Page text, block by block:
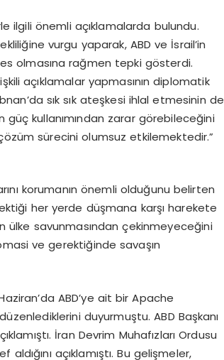
ilgili önemli açıklamalarda bulundu.
vurgu yaparak, ABD ve İsrail’in
olmasına rağmen tepki gösterdi.
açıklamalar yapmasının diplomatik
sık sık ateşkesi ihlal etmesinin de
kullanımından zarar görebileceğini
sürecini olumsuz etkilemektedir.”
korumanın önemli olduğunu belirten
her yerde düşmana karşı harekete
ülke savunmasından çekinmeyeceğini
ve gerektiğinde savaşın
ABD’ye ait bir Apache
duyurmuştu. ABD Başkanı
İran Devrim Muhafızları Ordusu
açıklamıştı. Bu gelişmeler,